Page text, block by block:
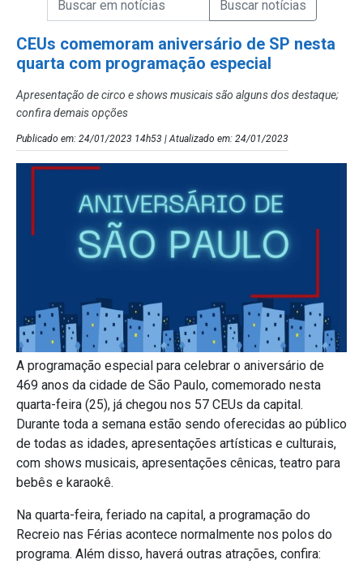
CEUs comemoram aniversário de SP nesta
quarta com programação especial
Apresentação de circo e shows musicais são alguns dos destaque;
confira demais opções
Publicado em: 24/01/2023 14h53 | Atualizado em: 24/01/2023
A programação especial para celebrar o aniversário de
469 anos da cidade de São Paulo, comemorado nesta
quarta-feira (25), já chegou nos 57 CEUs da capital.
Durante toda a semana estão sendo oferecidas ao público
de todas as idades, apresentações artísticas e culturais,
com shows musicais, apresentações cênicas, teatro para
bebês e karaokê.
Na quarta-feira, feriado na capital, a programação do
Recreio nas Férias acontece normalmente nos polos do
programa. Além disso, haverá outras atrações, confira: